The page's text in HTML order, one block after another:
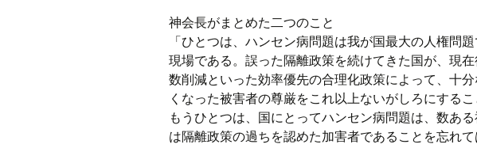
神会長がまとめた二つのこと
「ひとつは、ハンセン病問題は我が国最大の人権問
現場である。誤った隔離政策を続けてきた国が、現
数削減といった効率優先の合理化政策によって、十
くなった被害者の尊厳をこれ以上ないがしろにするこ
もうひとつは、国にとってハンセン病問題は、数あ
は隔離政策の過ちを認めた加害者であることを忘れて